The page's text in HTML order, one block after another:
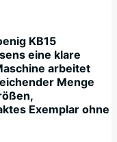
KB15
eine klare
arbeitet
Menge
Exemplar ohne